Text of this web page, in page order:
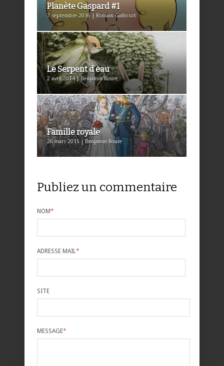
Planète Gaspard #1
7 septembre 2016 | Romain Gallissot
Le Serpent d’eau
2 avril 2014 | Benjamin Roure
Famille royale
26 mars 2015 | Benjamin Roure
Publiez un commentaire
NOM*
ADRESSE MAIL*
SITE
MESSAGE*